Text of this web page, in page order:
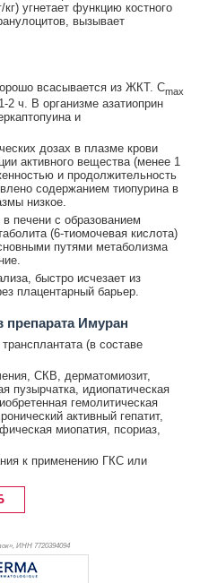
угнетает функцию костного
вызывает
всасывается из ЖКТ. Cmax
2 ч. В организме азатиоприн
и
дозах в плазме крови
активного вещества (менее 1
и продолжительность
содержанием тиопурина в
низкое.
печени с образованием
(6-тиомочевая кислота)
путями метаболизма
быстро исчезает из
плацентарный барьер.
препарата Имуран
(в составе
СКВ, дерматомиозит,
пузырчатка, идиопатическая
гемолитическая
активный гепатит,
миопатия, псориаз,
к применению ГКС или
ИНН 7720394094